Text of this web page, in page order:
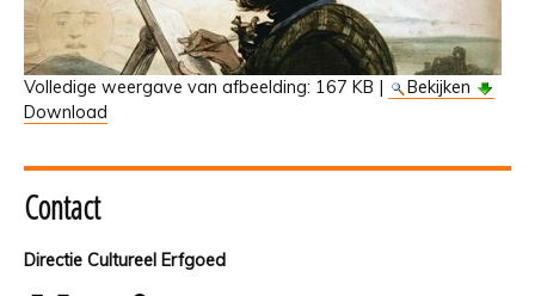
Volledige weergave van afbeelding: 167 KB |
Bekijken
Download
Contact
Directie Cultureel Erfgoed